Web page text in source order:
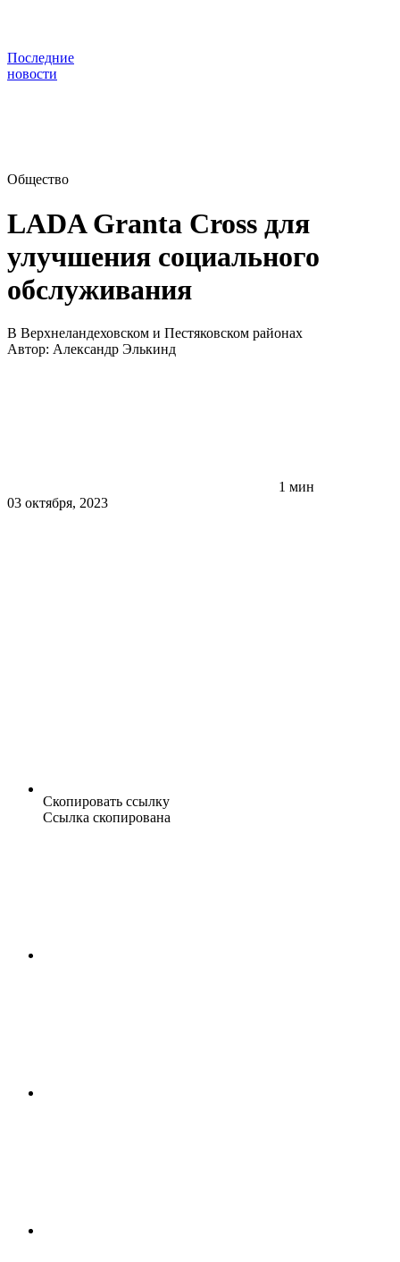
Последние
новости
Общество
LADA Granta Cross для
улучшения социального
обслуживания
В Верхнеландеховском и Пестяковском районах
Автор: Александр Элькинд
1 мин
03 октября, 2023
Скопировать ссылку
Ссылка скопирована